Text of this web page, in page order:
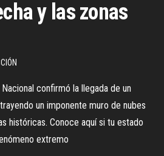
y las zonas
confirmó la llegada de un
un imponente muro de nubes
históricas. Conoce aquí si tu estado
extremo